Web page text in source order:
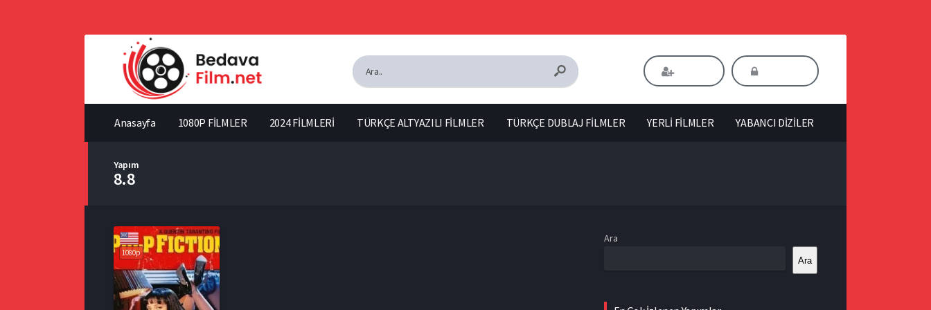
Anasayfa 1080P FİLMLER 2024 FİLMLERİ TÜRKÇE ALTYAZILI FİLMLER TÜRKÇE DUBLAJ FİLMLER YERLİ FİLMLER YABANCI DİZİLER
Yapım
8.8
1080p
Ara
Ara